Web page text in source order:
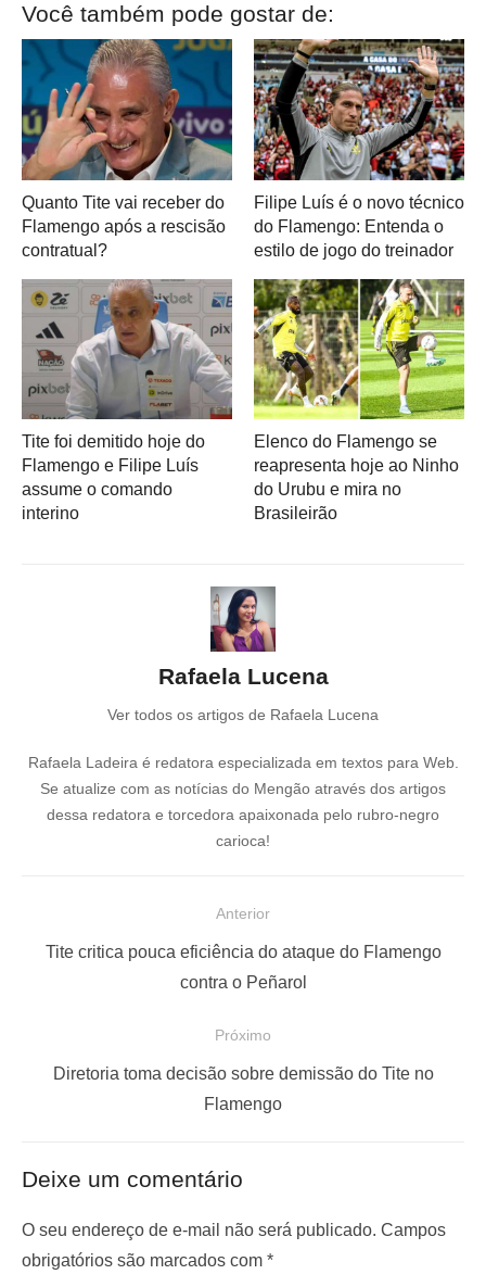
Você também pode gostar de:
Quanto Tite vai receber do
Flamengo após a rescisão
contratual?
Filipe Luís é o novo técnico
do Flamengo: Entenda o
estilo de jogo do treinador
Tite foi demitido hoje do
Flamengo e Filipe Luís
assume o comando
interino
Elenco do Flamengo se
reapresenta hoje ao Ninho
do Urubu e mira no
Brasileirão
Rafaela Lucena
Ver todos os artigos de Rafaela Lucena
Rafaela Ladeira é redatora especializada em textos para Web.
Se atualize com as notícias do Mengão através dos artigos
dessa redatora e torcedora apaixonada pelo rubro-negro
carioca!
o
e
P
Anterior
i
o
Tite critica pouca eficiência do ataque do Flamengo
contra o Peñarol
Próximo
m
o
Diretoria toma decisão sobre demissão do Tite no
Flamengo
Deixe um comentário
O seu endereço de e-mail não será publicado. Campos
obrigatórios são marcados com *